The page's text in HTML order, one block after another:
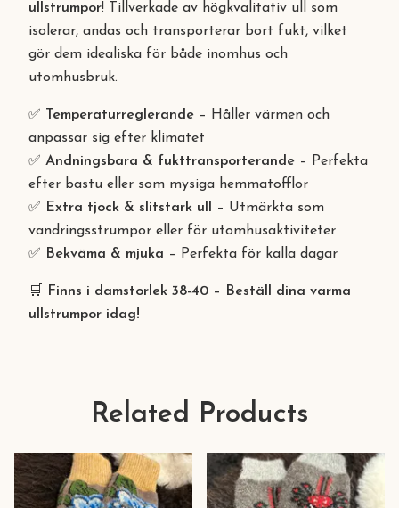
ullstrumpor! Tillverkade av högkvalitativ ull som
isolerar, andas och transporterar bort fukt, vilket
gör dem idealiska för både inomhus och
utomhusbruk.
✅ Temperaturreglerande – Håller värmen och
anpassar sig efter klimatet
✅ Andningsbara & fukttransporterande – Perfekta
efter bastu eller som mysiga hemmatofflor
✅ Extra tjock & slitstark ull
– Utmärkta som
vandringsstrumpor eller för utomhusaktiviteter
✅ Bekväma & mjuka – Perfekta för kalla dagar
🛒
Finns i damstorlek 38-40 – Beställ dina varma
ullstrumpor idag!
Related Products